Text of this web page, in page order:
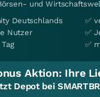
und
Deutschlands
Nutzer
✅
✅
✅
Aktion: Ihre
Depot bei